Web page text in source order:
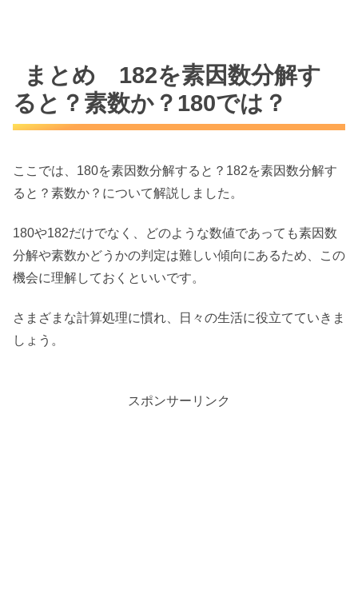
まとめ 182を素因数分解す
ると？素数か？180では？
ここでは、180を素因数分解すると？182を素因数分解す
ると？素数か？について解説しました。
180や182だけでなく、どのような数値であっても素因数
分解や素数かどうかの判定は難しい傾向にあるため、この
機会に理解しておくといいです。
さまざまな計算処理に慣れ、日々の生活に役立てていきま
しょう。
スポンサーリンク